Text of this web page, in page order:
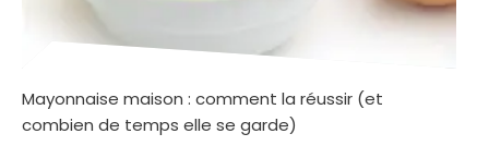
Mayonnaise maison : comment la réussir (et
combien de temps elle se garde)